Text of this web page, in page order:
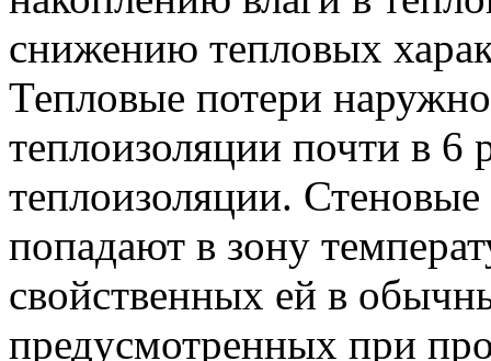
снижению тепловых
Тепловые потери
теплоизоляции почти в
теплоизоляции.
попадают в зону
свойственных ей в
предусмотренных при